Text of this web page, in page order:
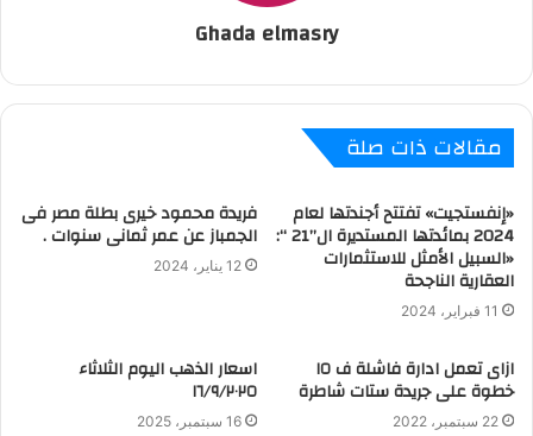
Ghada elmasry
مقالات ذات صلة
«إنفستجيت» تفتتح أجندتها لعام
2024 بمائدتها المستديرة ال”21 “:
«السبيل الأمثل للاستثمارات
العقارية الناجحة
11 فبراير، 2024
فريدة محمود خيرى بطلة مصر فى
الجمباز عن عمر ثمانى سنوات .
12 يناير، 2024
ازاى تعمل ادارة فاشلة ف ١٥
خطوة على جريدة ستات شاطرة
22 سبتمبر، 2022
اسعار الذهب اليوم الثلاثاء
١٦/٩/٢٠٢٥
16 سبتمبر، 2025